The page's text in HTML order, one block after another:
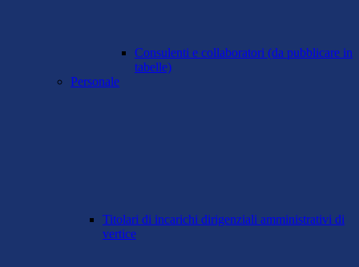
Consulenti e collaboratori (da pubblicare in
tabelle)
Personale
Titolari di incarichi dirigenziali amministrativi di
vertice